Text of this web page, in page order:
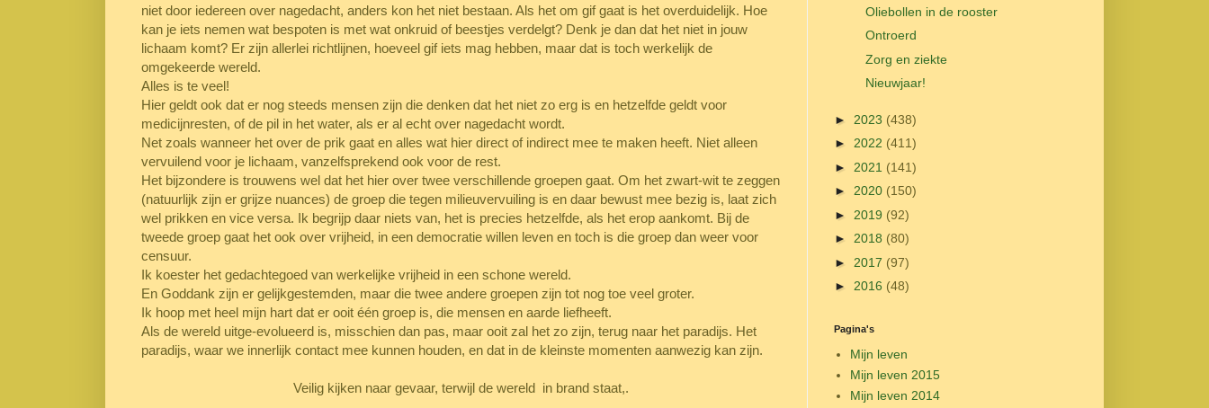
niet door iedereen over nagedacht, anders kon het niet bestaan. Als het om gif gaat is het overduidelijk. Hoe
kan je iets nemen wat bespoten is met wat onkruid of beestjes verdelgt? Denk je dan dat het niet in jouw
lichaam komt? Er zijn allerlei richtlijnen, hoeveel gif iets mag hebben, maar dat is toch werkelijk de
omgekeerde wereld.
Alles is te veel!
Hier geldt ook dat er nog steeds mensen zijn die denken dat het niet zo erg is en hetzelfde geldt voor
medicijnresten, of de pil in het water, als er al echt over nagedacht wordt.
Net zoals wanneer het over de prik gaat en alles wat hier direct of indirect mee te maken heeft. Niet alleen
vervuilend voor je lichaam, vanzelfsprekend ook voor de rest.
Het bijzondere is trouwens wel dat het hier over twee verschillende groepen gaat. Om het zwart-wit te zeggen
(natuurlijk zijn er grijze nuances) de groep die tegen milieuvervuiling is en daar bewust mee bezig is, laat zich
wel prikken en vice versa. Ik begrijp daar niets van, het is precies hetzelfde, als het erop aankomt. Bij de
tweede groep gaat het ook over vrijheid, in een democratie willen leven en toch is die groep dan weer voor
censuur.
Ik koester het gedachtegoed van werkelijke vrijheid in een schone wereld.
En Goddank zijn er gelijkgestemden, maar die twee andere groepen zijn tot nog toe veel groter.
Ik hoop met heel mijn hart dat er ooit één groep is, die mensen en aarde liefheeft.
Als de wereld uitge-evolueerd is, misschien dan pas, maar ooit zal het zo zijn, terug naar het paradijs. Het
paradijs, waar we innerlijk contact mee kunnen houden, en dat in de kleinste momenten aanwezig kan zijn.
Veilig kijken naar gevaar, terwijl de wereld in brand staat,.
Oliebollen in de rooster
Ontroerd
Zorg en ziekte
Nieuwjaar!
► 2023 (438)
► 2022 (411)
► 2021 (141)
► 2020 (150)
► 2019 (92)
► 2018 (80)
► 2017 (97)
► 2016 (48)
Pagina's
Mijn leven
Mijn leven 2015
Mijn leven 2014